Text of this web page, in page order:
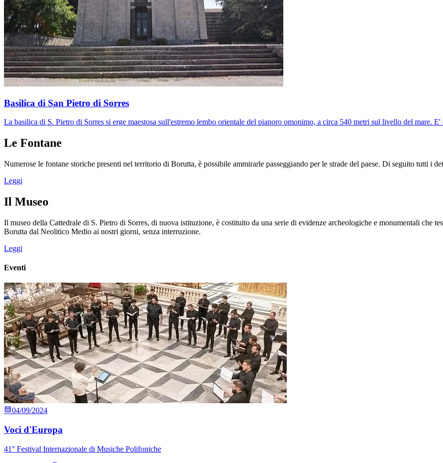
Basilica di San Pietro di Sorres
La basilica di S. Pietro di Sorres si erge maestosa sull'estremo lembo orientale del pianoro omonimo, a circa 540 metri sul livello del mare.
Le Fontane
Numerose le fontane storiche presenti nel territorio di Borutta, è possibile ammirarle passeggiando per le strade del paese. Di seguito tutti i
Leggi
Il Museo
Il museo della Cattedrale di S. Pietro di Sorres, di nuova istituzione, è costituito da una serie di evidenze archeologiche e monumentali che
Borutta dal Neolitico Medio ai nostri giorni, senza interruzione.
Leggi
Eventi
04/09/2024
Voci d'Europa
41° Festival Internazionale di Musiche Polifoniche